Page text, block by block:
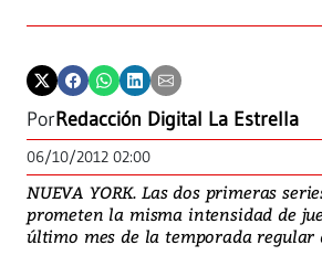
PorRedacción Digital La Estrella
06/10/2012 02:00
NUEVA YORK. Las dos primeras
prometen la misma intensidad de
último mes de la temporada regular